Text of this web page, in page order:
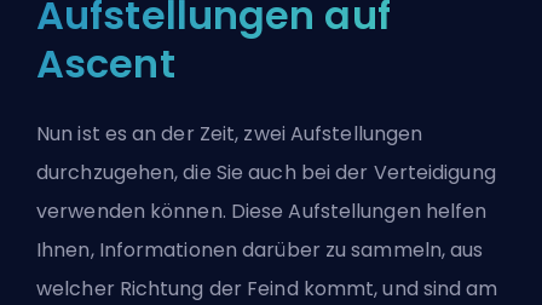
Aufstellungen auf
Ascent
Nun ist es an der Zeit, zwei Aufstellungen
durchzugehen, die Sie auch bei der Verteidigung
verwenden können. Diese Aufstellungen helfen
Ihnen, Informationen darüber zu sammeln, aus
welcher Richtung der Feind kommt, und sind am